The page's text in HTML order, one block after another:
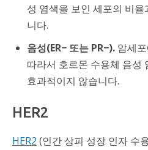
성 염색을 보인 세포의 비
니다.
음성(ER− 또는 PR−). 암세
따라서 호르몬 수용체 음성
효과적이지 않습니다.
HER2
HER2 (인간 상피 성장 인자 수